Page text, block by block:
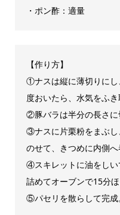
・ポン酢：適量
【作り方】
①ナスは縦に薄切りにし
度おいたら、水気をふき
②豚バラは半分の長さに
③ナスに片栗粉をまぶし
のせて、きつめに内側へ
④スキレットに油をしい
詰めてオーブンで15分ほ
⑤パセリを散らして完成